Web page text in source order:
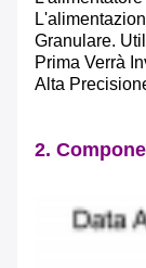
Granulare.
Prima Verrà
Alta
2.